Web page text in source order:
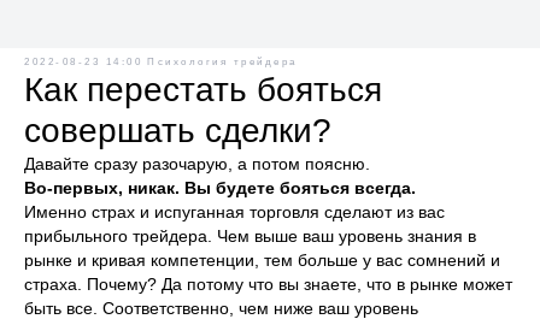
2022-08-23 14:00 Психология трейдера
Как перестать бояться
совершать сделки?
Давайте сразу разочарую, а потом поясню.
Во-первых, никак. Вы будете бояться всегда.
Именно страх и испуганная торговля сделают из вас
прибыльного трейдера. Чем выше ваш уровень знания в
рынке и кривая компетенции, тем больше у вас сомнений и
страха. Почему? Да потому что вы знаете, что в рынке может
быть все. Соответственно, чем ниже ваш уровень